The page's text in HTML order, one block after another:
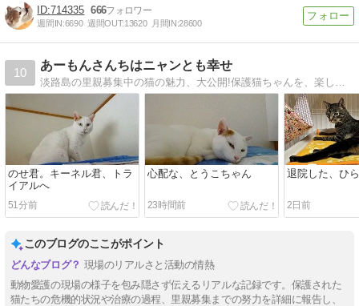
714335 666
週間IN:6690 週間OUT:13620 月間IN:28600
10
あーもんさんちはニャンとも幸せ
淡路島の里親募集中の猫の魅力、大公開!保護猫ちゃんを、楽しく可愛くご紹介。クスッと笑ってください。
のせ君。キーネル君、トラ
イアルへ
51分前
心配な、とうこちゃん
23時間前
退院した、ひ
2日前
このブログのここがポイント
現場のリアルさと活動の情熱
動物愛護の現場の様子を包み隠さず伝えるリアルな記録です。保護された
猫たちの危機的状況や治療の過程、里親募集までの努力を詳細に報告し、